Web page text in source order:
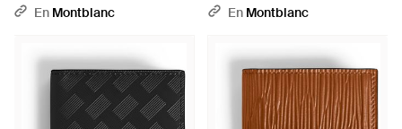
Extreme - Negro
En Montblanc
Cremallera de Piel Extreme -
En Montblanc